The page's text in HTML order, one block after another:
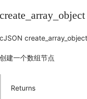
create_array_object
cJSON
创建一个数组节点
Returns